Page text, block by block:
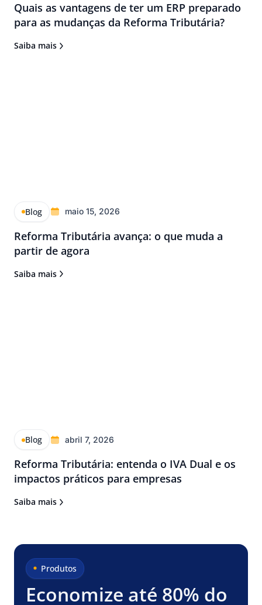
Quais as vantagens de ter um ERP preparado
para as mudanças da Reforma Tributária?
Saiba mais
Blog maio 15, 2026
Reforma Tributária avança: o que muda a
partir de agora
Saiba mais
Blog abril 7, 2026
Reforma Tributária: entenda o IVA Dual e os
impactos práticos para empresas
Saiba mais
Produtos
Economize até 80% do